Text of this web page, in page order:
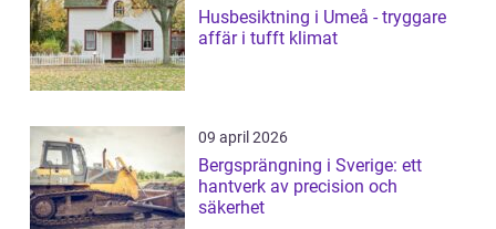
Husbesiktning i Umeå - tryggare
affär i tufft klimat
09 april 2026
Bergsprängning i Sverige: ett
hantverk av precision och
säkerhet